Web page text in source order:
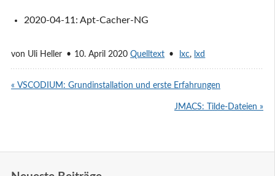
2020-04-11: Apt-Cacher-NG
von Uli Heller 10. April 2020 Quelltext lxc, lxd
« VSCODIUM: Grundinstallation und erste Erfahrungen
JMACS: Tilde-Dateien »